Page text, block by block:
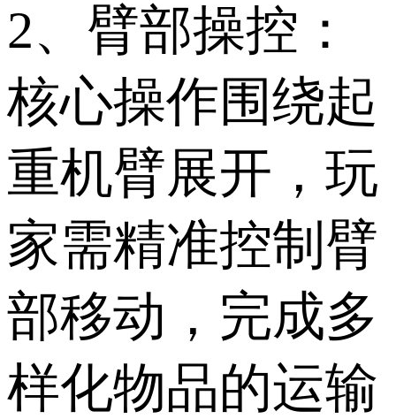
2、臂部操控：
核心操作围绕起
重机臂展开，玩
家需精准控制臂
部移动，完成多
样化物品的运输